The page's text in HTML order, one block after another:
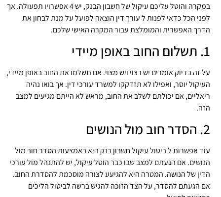
במקרה והוטל עליכם עיקול של חשבון הבנק, יש 4 אפשרויו תפעולה. אך
הכל כדאי לפנות ל עורך דין הוצאה לפועל על מנת לבחון את
האפשרית והמומלצת עבור המקרה האישי שלכם.
זה בדיוק אומרים יש רצוי ויש מצוי. אם תשלמו את החוב באופן מיידי,
יוסר, ואפילו לא תזדקקו למשרד עורכי דין. אך בואו נהיה
אם יכולתם לשלב את החוב, מראש לא הייתם מגיעים למצב
אפשרות ל ביטול עיקול חשבון בנק היא באמצעות הסדר חוב מול
אם הגעתם למצב שבו כבר הוטל עיקול, יש להתנהל מול עורכי
של הנושה. המטרה היא להגיעע לצורה מוסכמת להסדרת החוב.
הגעתם להסדר, על הצד הזוכה להגיש ברשה לביטול הליכים